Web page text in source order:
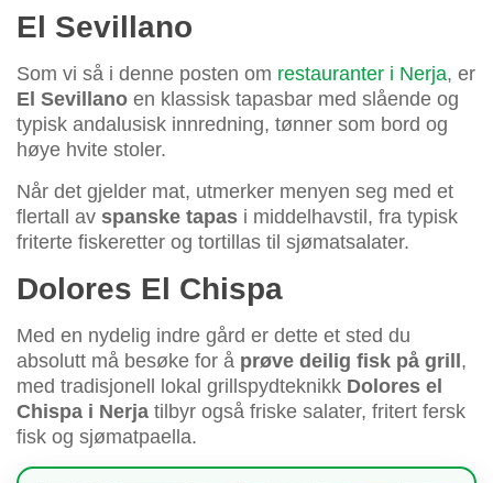
El Sevillano
Som vi så i denne posten om restauranter i Nerja, er
El Sevillano en klassisk tapasbar med slående og
typisk andalusisk innredning, tønner som bord og
høye hvite stoler.
Når det gjelder mat, utmerker menyen seg med et
flertall av spanske tapas i middelhavstil, fra typisk
friterte fiskeretter og tortillas til sjømatsalater.
Dolores El Chispa
Med en nydelig indre gård er dette et sted du
absolutt må besøke for å prøve deilig fisk på grill,
med tradisjonell lokal grillspydteknikk Dolores el
Chispa i Nerja tilbyr også friske salater, fritert fersk
fisk og sjømatpaella.